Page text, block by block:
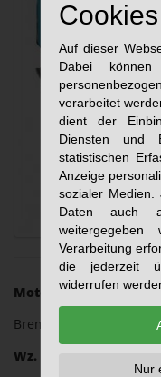
Motor:
Bremsmotor 1,5-2,2KW
Wz. Aufnahme:
Cookies
Auf dieser
Dabei können
verarbeitet
dient der
Diensten und
statistischen
Anzeige
sozialer
Daten auch
Verarbeitung
die jederzeit
widerrufen
Nur